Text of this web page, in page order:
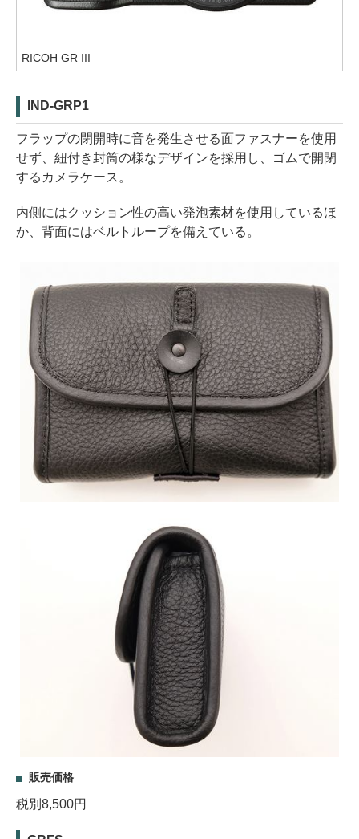
RICOH GR III
IND-GRP1
フラップの閉開時に音を発生させる面ファスナーを使用
せず、紐付き封筒の様なデザインを採用し、ゴムで開閉
するカメラケース。
内側にはクッション性の高い発泡素材を使用しているほ
か、背面にはベルトループを備えている。
販売価格
税別8,500円